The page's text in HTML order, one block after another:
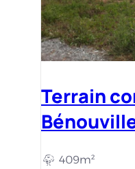
Terrain
409m²